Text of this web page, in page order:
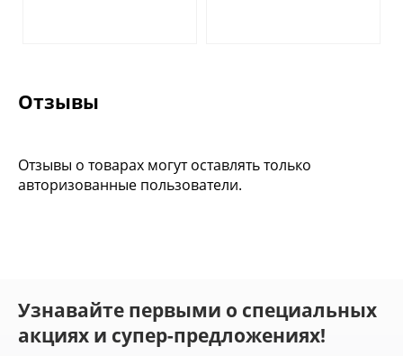
Отзывы
Отзывы о товарах могут оставлять только
авторизованные пользователи.
Узнавайте первыми о специальных
акциях и супер-предложениях!